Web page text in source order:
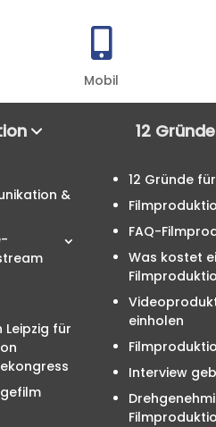

Mobil
&
Leipzig für
12
12 Gründe
FAQ-
Was kostet
einholen
Interview